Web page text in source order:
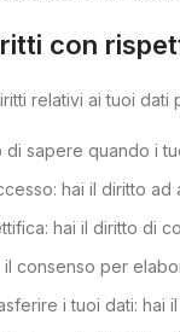
con
relativi ai tuoi dati
di sapere quando i
hai il diritto
hai il diritto di
il consenso per
i tuoi dati: hai